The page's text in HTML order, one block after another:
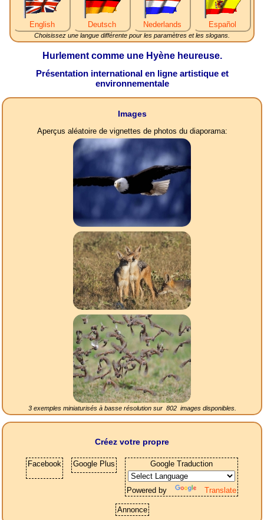
English Deutsch Nederlands Español
Choisissez une langue différente pour les paramètres et les slogans.
Hurlement comme une Hyène heureuse.
Présentation international en ligne artistique et
environnementale
Images
Aperçus aléatoire de vignettes de photos du diaporama:
3 exemples miniaturisés à basse résolution sur 802images disponibles.
Créez votre propre
Facebook Google Plus Google Traduction
Powered by Translate
Annonce